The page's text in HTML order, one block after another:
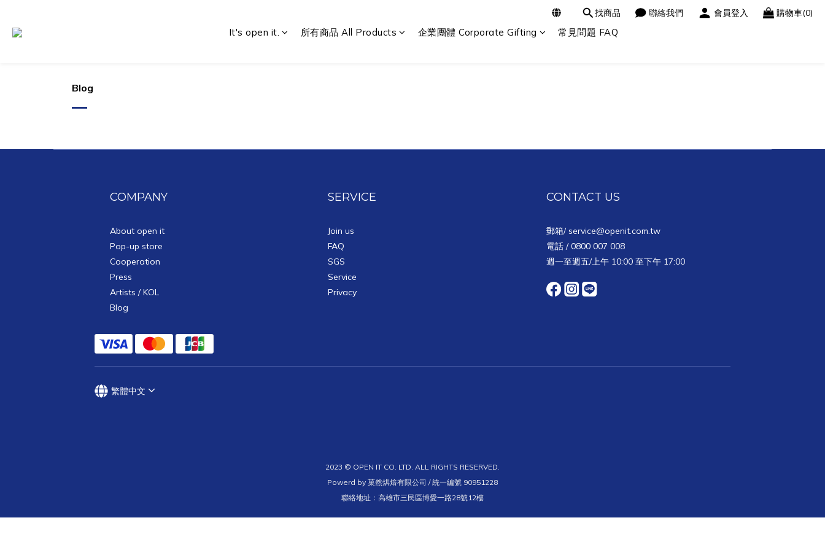
找商品 聯絡我們 會員登入 購物車(0)
It's open it. 所有商品 All Products 企業團體 Corporate Gifting 常見問題 FAQ
Blog
COMPANY
About open it
Pop-up store
Cooperation
Press
Artists / KOL
Blog
SERVICE
Join us
FAQ
SGS
Service
Privacy
CONTACT US
郵箱/ service@openit.com.tw
電話 / 0800 007 008
週一至週五/上午 10:00 至下午 17:00
繁體中文
2023 © OPEN IT CO. LTD. ALL RIGHTS RESERVED.
Powerd by 菓然烘焙有限公司 / 統一編號 90951228
聯絡地址：高雄市三民區博愛一路28號12樓